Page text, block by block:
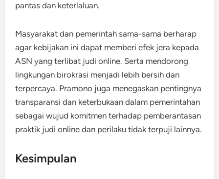
pantas dan keterlaluan.
Masyarakat dan pemerintah sama-sama berharap
agar kebijakan ini dapat memberi efek jera kepada
ASN yang terlibat judi online. Serta mendorong
lingkungan birokrasi menjadi lebih bersih dan
terpercaya. Pramono juga menegaskan pentingnya
transparansi dan keterbukaan dalam pemerintahan
sebagai wujud komitmen terhadap pemberantasan
praktik judi online dan perilaku tidak terpuji lainnya.
Kesimpulan